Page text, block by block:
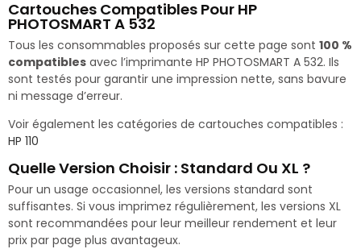
Cartouches Compatibles Pour HP
PHOTOSMART A 532
Tous les consommables proposés sur cette page sont 100 %
compatibles avec l’imprimante HP PHOTOSMART A 532. Ils
sont testés pour garantir une impression nette, sans bavure
ni message d’erreur.
Voir également les catégories de cartouches compatibles :
HP 110
Quelle Version Choisir : Standard Ou XL ?
Pour un usage occasionnel, les versions standard sont
suffisantes. Si vous imprimez régulièrement, les versions XL
sont recommandées pour leur meilleur rendement et leur
prix par page plus avantageux.